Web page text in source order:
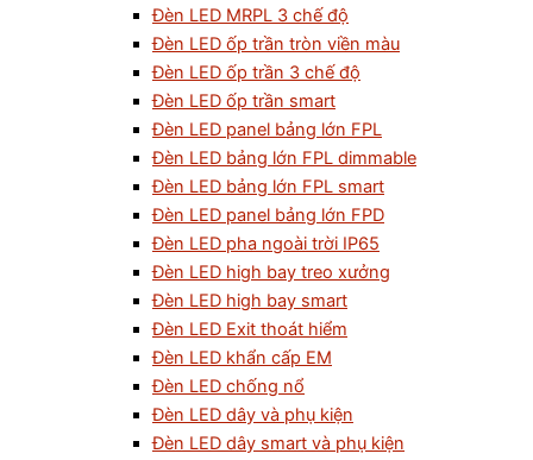
Đèn LED MRPL 3 chế độ
Đèn LED ốp trần tròn viền màu
Đèn LED ốp trần 3 chế độ
Đèn LED ốp trần smart
Đèn LED panel bảng lớn FPL
Đèn LED bảng lớn FPL dimmable
Đèn LED bảng lớn FPL smart
Đèn LED panel bảng lớn FPD
Đèn LED pha ngoài trời IP65
Đèn LED high bay treo xưởng
Đèn LED high bay smart
Đèn LED Exit thoát hiểm
Đèn LED khẩn cấp EM
Đèn LED chống nổ
Đèn LED dây và phụ kiện
Đèn LED dây smart và phụ kiện